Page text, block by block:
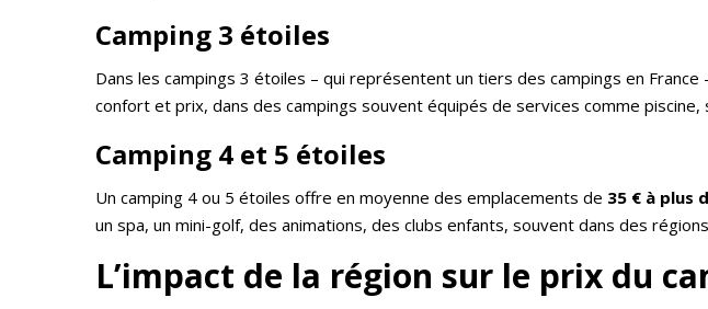
Camping 3 étoiles
Dans les campings 3 étoiles – qui représentent un tiers des campings en
confort et prix, dans des campings souvent équipés de services comme piscine,
Camping 4 et 5 étoiles
Un camping 4 ou 5 étoiles offre en moyenne des emplacements de 35 € à plus
un spa, un mini-golf, des animations, des clubs enfants, souvent dans des
L’impact de la région sur le prix du